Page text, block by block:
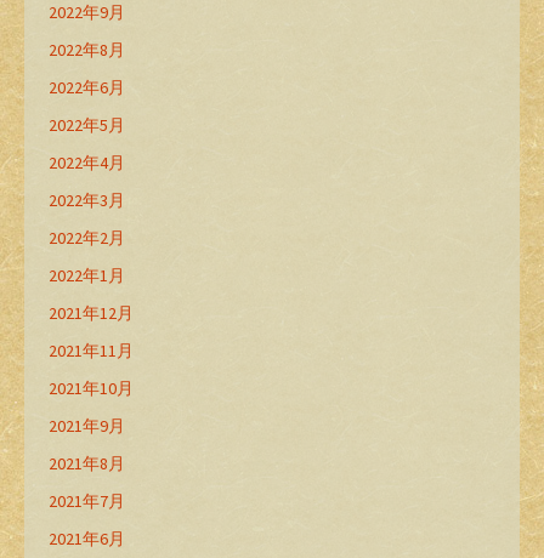
2022年9月
2022年8月
2022年6月
2022年5月
2022年4月
2022年3月
2022年2月
2022年1月
2021年12月
2021年11月
2021年10月
2021年9月
2021年8月
2021年7月
2021年6月